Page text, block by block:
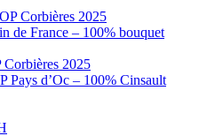
Corbières 2025
de France – 100% bouquet
2025
Pays d’Oc – 100% Cinsault